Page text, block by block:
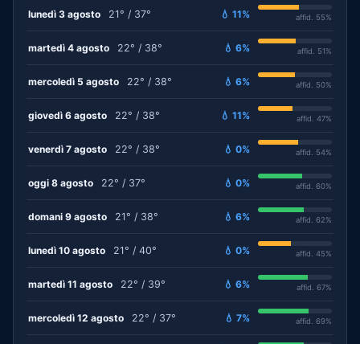
lunedì 3 agosto 21° / 37° 💧 11% affid. 55%
martedì 4 agosto 22° / 38° 💧 6% affid. 51%
mercoledì 5 agosto 22° / 38° 💧 6% affid. 50%
giovedì 6 agosto 22° / 38° 💧 11% affid. 47%
venerdì 7 agosto 22° / 38° 💧 0% affid. 54%
oggi 8 agosto 22° / 37° 💧 0% affid. 60%
domani 9 agosto 21° / 38° 💧 6% affid. 62%
lunedì 10 agosto 21° / 40° 💧 0% affid. 45%
martedì 11 agosto 22° / 39° 💧 6% affid. 67%
mercoledì 12 agosto 22° / 37° 💧 7% affid. 69%